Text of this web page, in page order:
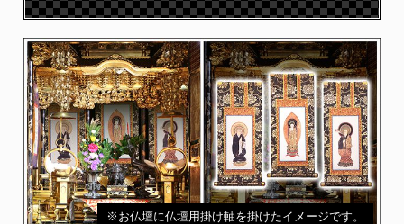
※お仏壇に仏壇用掛け軸を掛けたイメージです。